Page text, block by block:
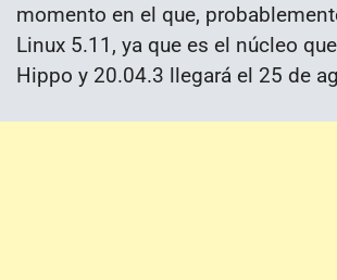
momento en el que,
Linux 5.11, ya que es el núcleo
Hippo y 20.04.3 llegará el 25 de